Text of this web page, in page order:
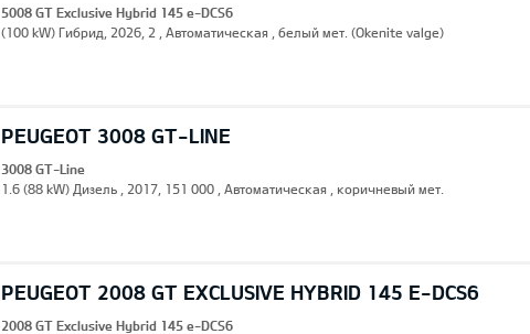
5008 GT Exclusive Hybrid 145 e-DCS6
(100 kW) Гибрид, 2026, 2 , Автоматическая , белый мет. (Okenite valge)
PEUGEOT 3008 GT-LINE
3008 GT-Line
1.6 (88 kW) Дизель , 2017, 151 000 , Автоматическая , коричневый мет.
PEUGEOT 2008 GT EXCLUSIVE HYBRID 145 E-DCS6
2008 GT Exclusive Hybrid 145 e-DCS6